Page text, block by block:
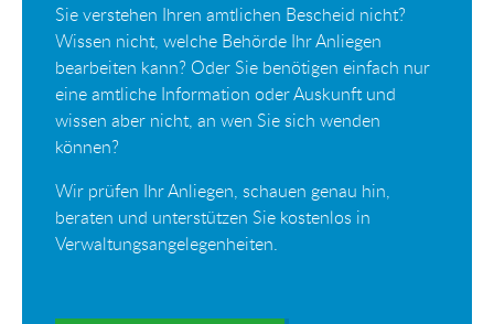
Sie verstehen Ihren amtlichen Bescheid nicht?
Wissen nicht, welche Behörde Ihr Anliegen
bearbeiten kann? Oder Sie benötigen einfach nur
eine amtliche Information oder Auskunft und
wissen aber nicht, an wen Sie sich wenden
können?
Wir prüfen Ihr Anliegen, schauen genau hin,
beraten und unterstützen Sie kostenlos in
Verwaltungsangelegenheiten.